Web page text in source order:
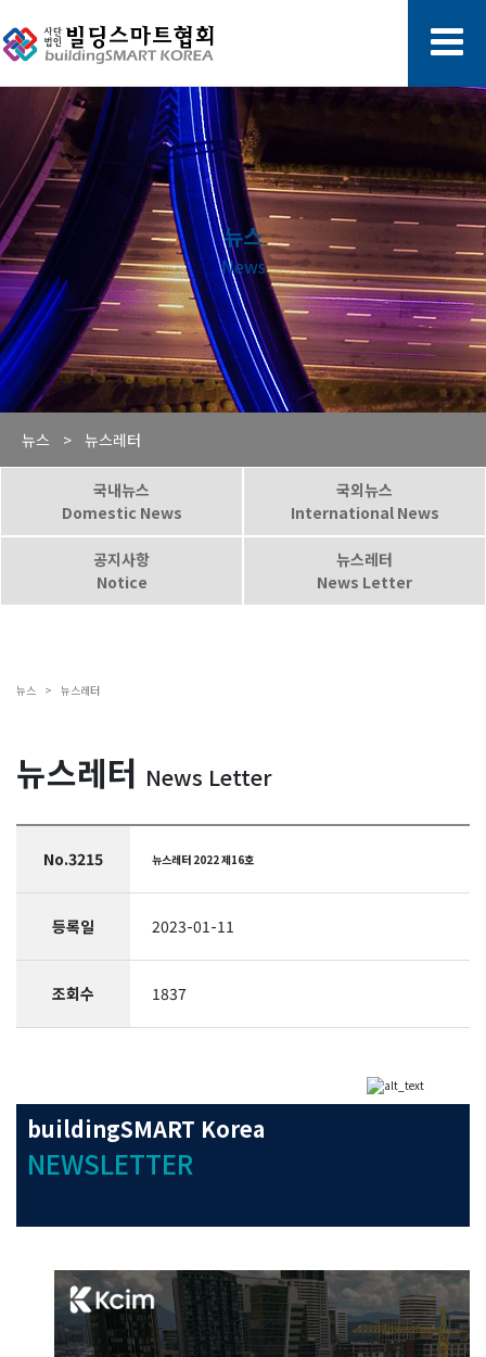
뉴스
News
뉴스 > 뉴스레터
국내뉴스
Domestic News
국외뉴스
International News
공지사항
Notice
뉴스레터
News Letter
뉴스 > 뉴스레터
뉴스레터 News Letter
No.3215 뉴스레터 2022 제16호
등록일 2023-01-11
조회수 1837
buildingSMART Korea
NEWSLETTER